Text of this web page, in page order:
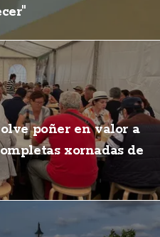
poñer en valor a
xornadas de